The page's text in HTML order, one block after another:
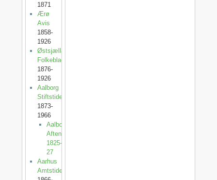
1871
Ærø
Avis
1858-
1926
Østsjællands
Folkeblad
1876-
1926
Aalborg
Stiftstidende
1873-
1966
Aalborg
Aftenblad
1825-
27
Aarhus
Amtstidende